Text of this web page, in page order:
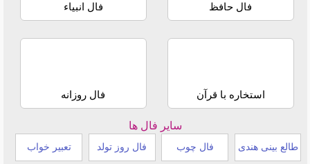
فال حافظ فال انبیاء
استخاره با قرآن فال روزانه
سایر فال ها
طالع بینی هندی فال چوب فال روز تولد تعبیر خواب